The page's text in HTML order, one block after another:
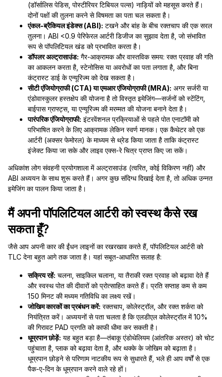
(डॉर्सालिस पेडिस, पोस्टीरियर टिबियल पल्स) नाड़ियों को महसूस करते हैं।
दोनों पक्षों की तुलना करने से विषमता का पता चल सकता है।
एंकल-ब्रैकियल इंडेक्स (ABI): टखने और बांह के बीच रक्तचाप की एक सरल
तुलना। ABI <0.9 पेरिफेरल आर्टरी डिजीज का सुझाव देता है, जो संभावित
रूप से पॉपलिटियल खंड को प्रभावित करता है।
डॉपलर अल्ट्रासाउंड: गैर-आक्रामक और वास्तविक समय: रक्त प्रवाह की गति
का आकलन करता है, स्टेनोसिस या अवरोधों का पता लगाता है, और बिना
कंट्रास्ट डाई के एन्यूरिज्म को देख सकता है।
सीटी एंजियोग्राफी (CTA) या एमआर एंजियोग्राफी (MRA): अगर सर्जरी या
एंडोवास्कुलर हस्तक्षेप की योजना है तो विस्तृत इमेजिंग—सर्जनों को स्टेंटिंग,
बाईपास ग्राफ्ट्स, या एन्यूरिज्म की मरम्मत की योजना बनाने देता है।
पारंपरिक एंजियोग्राफी: इंटरवेंशनल प्रक्रियाओं से पहले पोत एनाटॉमी को
परिभाषित करने के लिए आक्रामक लेकिन स्वर्ण मानक। एक कैथेटर को एक
आर्टरी (अक्सर फेमोरल) के माध्यम से थ्रेड किया जाता है ताकि कंट्रास्ट
इंजेक्ट किया जा सके और लाइव एक्स-रे चित्र प्राप्त किए जा सकें।
अधिकांश लोग संवहनी प्रयोगशाला में अल्ट्रासाउंड (त्वरित, कोई विकिरण नहीं) और
ABI अध्ययन के साथ शुरू करते हैं। अगर कुछ संदिग्ध दिखाई देता है, तो अधिक उन्नत
इमेजिंग का पालन किया जाता है।
मैं अपनी पॉपलिटियल आर्टरी को स्वस्थ कैसे रख
सकता हूँ?
जैसे आप अपनी कार की ईंधन लाइनों का रखरखाव करते हैं, पॉपलिटियल आर्टरी को
TLC देना बहुत आगे तक जाता है। यहां सबूत-आधारित सलाह है:
सक्रिय रहें: चलना, साइकिल चलाना, या तैराकी रक्त प्रवाह को बढ़ावा देते हैं
और स्वस्थ पोत की दीवारों को प्रोत्साहित करते हैं। प्रति सप्ताह कम से कम
150 मिनट की मध्यम गतिविधि का लक्ष्य रखें।
जोखिम कारकों का प्रबंधन करें: रक्तचाप, कोलेस्ट्रॉल, और रक्त शर्करा को
नियंत्रित करें। अध्ययनों से पता चलता है कि एलडीएल कोलेस्ट्रॉल में 10%
की गिरावट PAD प्रगति को काफी धीमा कर सकती है।
धूम्रपान छोड़ें: यह बहुत बड़ा है—तंबाकू एंडोथेलियम (आंतरिक अस्तर) को चोट
पहुंचाता है, प्लाक को बढ़ावा देता है, और थक्के के जोखिम को बढ़ाता है।
धूम्रपान छोड़ने से परिणाम नाटकीय रूप से सुधारते हैं, भले ही आप वर्षों से एक
पैक-ए-दिन के धूम्रपान करने वाले रहे हों।